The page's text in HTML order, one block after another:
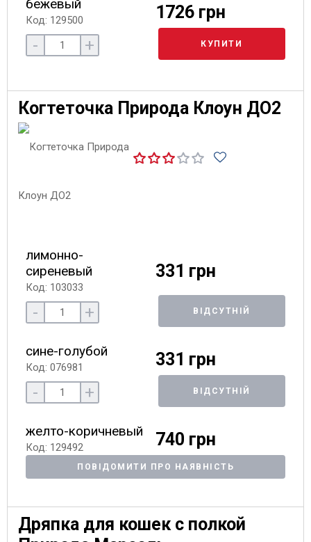
бежевый
Код: 129500 1726 грн
- + КУПИТИ
Когтеточка Природа Клоун ДО2
лимонно-
сиреневый
Код: 103033
331 грн
- + ВІДСУТНІЙ
сине-голубой
Код: 076981 331 грн
- + ВІДСУТНІЙ
желто-коричневый
Код: 129492 740 грн
ПОВІДОМИТИ ПРО НАЯВНІСТЬ
Дряпка для кошек с полкой